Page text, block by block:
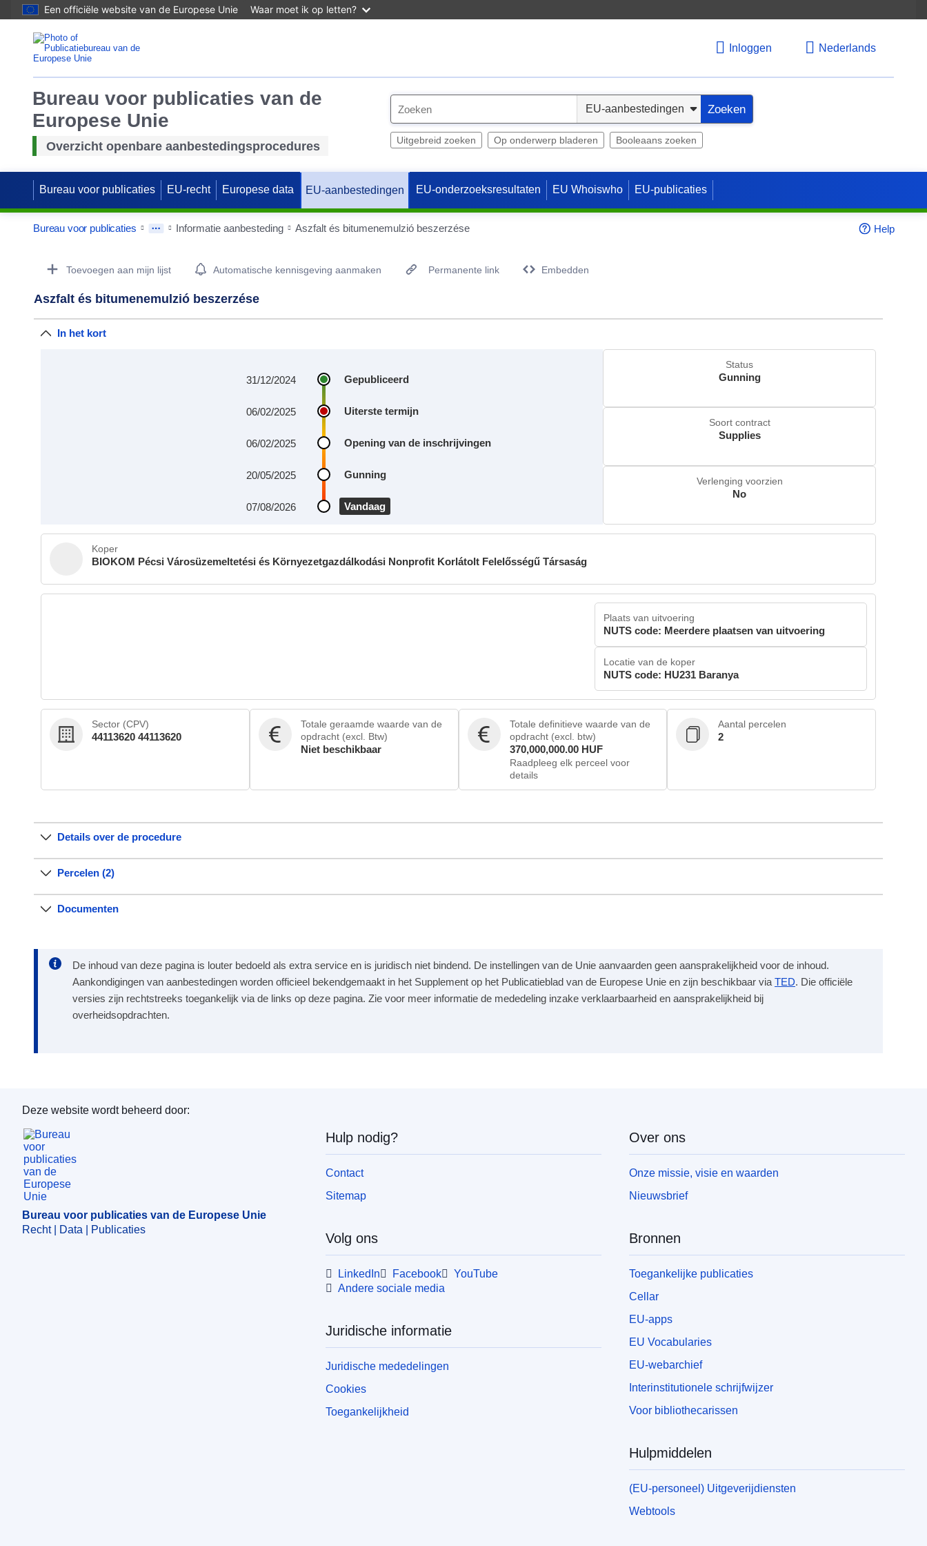
Een officiële website van de Europese Unie Waar moet ik op letten?
Inloggen Nederlands
Bureau voor publicaties van de
Europese Unie
Overzicht openbare aanbestedingsprocedures
e
c
t
Zoeken
Uitgebreid zoeken Op onderwerp bladeren Booleaans zoeken
Bureau voor publicaties EU-recht Europese data EU-aanbestedingen EU-onderzoeksresultaten EU Whoiswho EU-publicaties
Bureau voor publicaties Informatie aanbesteding Aszfalt és bitumenemulzió beszerzése Help
Procurement Detail Actions Portlet
Toevoegen aan mijn lijst Automatische kennisgeving aanmaken Permanente link Embedden
Aszfalt és bitumenemulzió beszerzése
In het kort
Gepubliceerd
31/12/2024
Uiterste termijn
06/02/2025
Opening van de inschrijvingen
06/02/2025
Gunning
20/05/2025
Vandaag
07/08/2026
Status
Gunning
Soort contract
Supplies
Verlenging voorzien
No
Koper
BIOKOM Pécsi Városüzemeltetési és Környezetgazdálkodási Nonprofit Korlátolt Felelősségű Társaság
Plaats van uitvoering
NUTS code: Meerdere plaatsen van uitvoering
Locatie van de koper
NUTS code: HU231 Baranya
Sector (CPV)
44113620 44113620
Totale geraamde waarde van de
opdracht (excl. Btw)
Niet beschikbaar
Totale definitieve waarde van de
opdracht (excl. btw)
370,000,000.00 HUF
Raadpleeg elk perceel voor
details
Aantal percelen
2
Details over de procedure
Percelen (2)
Documenten
De inhoud van deze pagina is louter bedoeld als extra service en is juridisch niet bindend. De instellingen van de Unie aanvaarden geen aansprakelijkheid voor de inhoud.
Aankondigingen van aanbestedingen worden officieel bekendgemaakt in het Supplement op het Publicatieblad van de Europese Unie en zijn beschikbaar via TED. Die officiële
versies zijn rechtstreeks toegankelijk via de links op deze pagina. Zie voor meer informatie de mededeling inzake verklaarbaarheid en aansprakelijkheid bij
overheidsopdrachten.
Bureau voor publicaties van de Europese Unie
Deze website wordt beheerd door:
Bureau voor publicaties van de Europese Unie
Recht | Data | Publicaties
Hulp nodig?
Contact
Sitemap
Volg ons
LinkedIn Facebook
YouTube
Andere sociale media
Juridische informatie
Juridische mededelingen
Cookies
Toegankelijkheid
Over ons
Onze missie, visie en waarden
Nieuwsbrief
Bronnen
Toegankelijke publicaties
Cellar
EU-apps
EU Vocabularies
EU-webarchief
Interinstitutionele schrijfwijzer
Voor bibliothecarissen
Hulpmiddelen
(EU-personeel) Uitgeverijdiensten
Webtools